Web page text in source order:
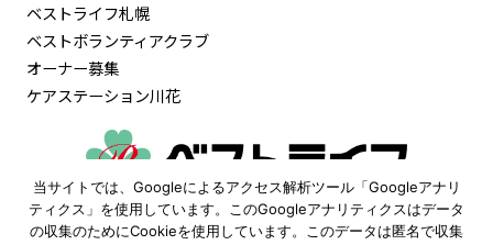
0120-515-472
ベストライフ札幌
ベストボランティアクラブ
オーナー募集
ケアステーション川花
当サイトでは、Googleによるアクセス解析ツール「Googleアナリ
ティクス」を使用しています。このGoogleアナリティクスはデータ
の収集のためにCookieを使用しています。このデータは匿名で収集